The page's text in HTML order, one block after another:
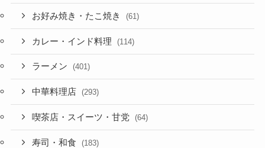
お好み焼き・たこ焼き (61)
カレー・インド料理 (114)
ラーメン (401)
中華料理店 (293)
喫茶店・スイーツ・甘党 (64)
寿司・和食 (183)